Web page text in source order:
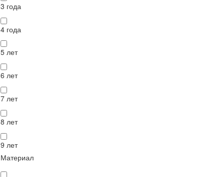
3 года
4 года
5 лет
6 лет
7 лет
8 лет
9 лет
Материал